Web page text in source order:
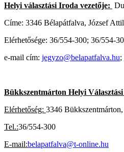
Helyi választási Iroda vezetője:
Címe: 3346 Bélapátfalva, József
Elérhetősége: 36/554-300; 36/554-
e-mail cím: jegyzo@belapatfalva.hu;
Bükkszentmárton Helyi
Elérhetőség: 3346
Tel.:36/554-300
E-mail:belapatfalva@t-online.hu